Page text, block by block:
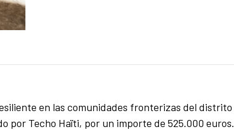
en las comunidades fronterizas del distrito
por Techo Haïti, por un importe de 525.000 euros.